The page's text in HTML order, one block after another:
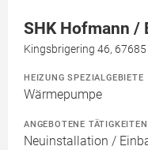
SHK Hofmann /
Kingsbrigering 46,
HEIZUNG SPEZIALGEBIETE
Wärmepumpe
ANGEBOTENE TÄTIGKEITEN
Neuinstallation /